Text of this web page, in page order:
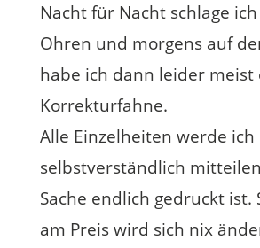
Nacht für Nacht schlage
Ohren und morgens auf
habe ich dann leider meist
Korrekturfahne.
Alle Einzelheiten werde ich
selbstverständlich
Sache endlich gedruckt ist.
am Preis wird sich nix